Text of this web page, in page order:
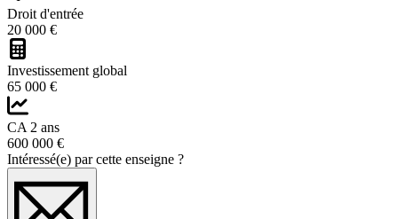
Droit d'entrée
20 000 €
Investissement global
65 000 €
CA 2 ans
600 000 €
Intéressé(e) par cette enseigne ?